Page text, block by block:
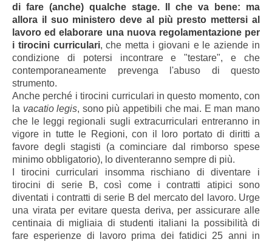
di fare (anche) qualche stage. Il che va bene: ma
allora il suo ministero deve al più presto mettersi al
lavoro ed elaborare una nuova regolamentazione per
i tirocini curriculari, che metta i giovani e le aziende in
condizione di potersi incontrare e "testare", e che
contemporaneamente prevenga l'abuso di questo
strumento.
Anche perché i tirocini curriculari in questo momento, con
la vacatio legis, sono più appetibili che mai. E man mano
che le leggi regionali sugli extracurriculari entreranno in
vigore in tutte le Regioni, con il loro portato di diritti a
favore degli stagisti (a cominciare dal rimborso spese
minimo obbligatorio), lo diventeranno sempre di più.
I tirocini curriculari insomma rischiano di diventare i
tirocini di serie B, così come i contratti atipici sono
diventati i contratti di serie B del mercato del lavoro. Urge
una virata per evitare questa deriva, per assicurare alle
centinaia di migliaia di studenti italiani la possibilità di
fare esperienze di lavoro prima dei fatidici 25 anni in